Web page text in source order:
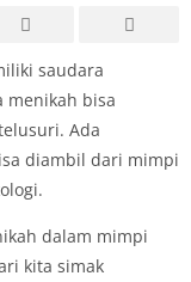
saudara
menikah bisa
Ada
diambil dari mimpi
dalam mimpi
kita simak